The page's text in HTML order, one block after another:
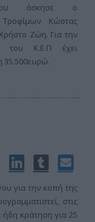
άσκησε ο
Κώστας
Ζώη. Για την
του Κ.Ε.Π έχει
35.500ευρώ.
για την κοπή της
στις
ήδη κράτηση για 25